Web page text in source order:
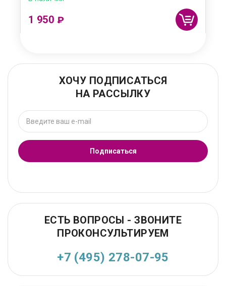
1 950 ₽
ХОЧУ ПОДПИСАТЬСЯ
НА РАССЫЛКУ
Подписаться
ЕСТЬ ВОПРОСЫ - ЗВОНИТЕ
ПРОКОНСУЛЬТИРУЕМ
+7 (495) 278-07-95